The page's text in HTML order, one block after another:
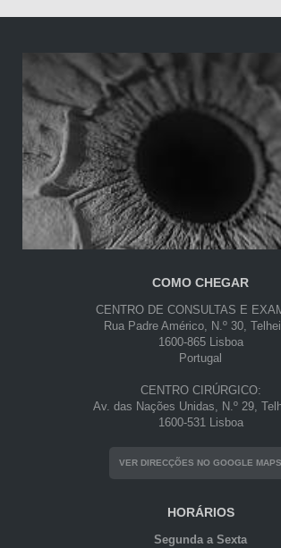
COMO CHEGAR
CENTRO DE CONSULTAS E
Rua Padre Américo, N.º 30,
1600-865 Lisboa
Portugal
CENTRO CIRÚRGICO:
Av. das Nações Unidas, N.º 29,
1600-531 Lisboa
VER DIRECÇÕES NO GOOGLE MAPS
HORÁRIOS
Segunda a Sexta